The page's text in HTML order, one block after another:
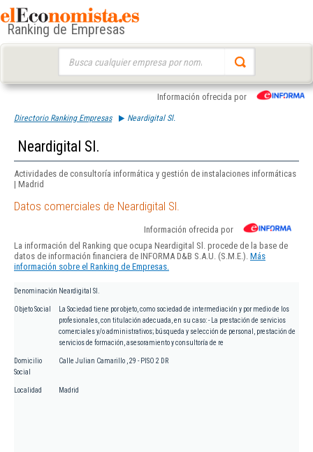
Ranking de Empresas
Información ofrecida por
Directorio Ranking Empresas Neardigital Sl.
Neardigital Sl.
Actividades de consultoría informática y gestión de instalaciones informáticas
| Madrid
Datos comerciales de Neardigital Sl.
Información ofrecida por
La información del Ranking que ocupa Neardigital Sl. procede de la base de
datos de información financiera de INFORMA D&B S.A.U. (S.M.E.). Más
información sobre el Ranking de Empresas.
Denominación Neardigital Sl.
Objeto Social
La Sociedad tiene por objeto, como sociedad de intermediación y por medio de los
profesionales, con titulación adecuada, en su caso: - La prestación de servicios
comerciales y/o administrativos; búsqueda y selección de personal, prestación de
servicios de formación, asesoramiento y consultoría de re
Domicilio
Social
Calle Julian Camarillo , 29 - PISO 2 DR
Localidad Madrid